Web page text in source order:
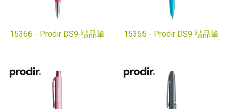
15366 - Prodir DS9 禮品筆 15365 - Prodir DS9 禮品筆